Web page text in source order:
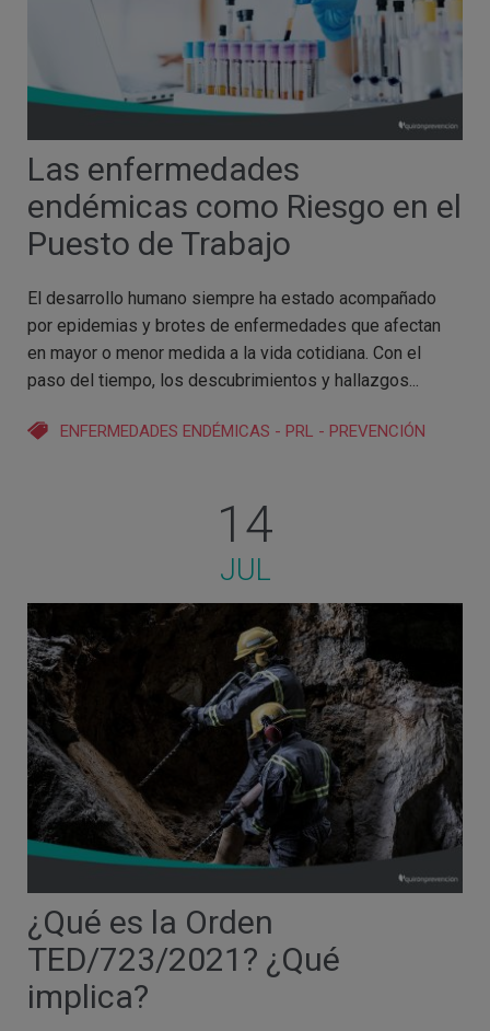
Las enfermedades
endémicas como Riesgo en el
Puesto de Trabajo
El desarrollo humano siempre ha estado acompañado
por epidemias y brotes de enfermedades que afectan
en mayor o menor medida a la vida cotidiana. Con el
paso del tiempo, los descubrimientos y hallazgos...
ENFERMEDADES ENDÉMICAS - PRL - PREVENCIÓN
14
JUL
¿Qué es la Orden
TED/723/2021? ¿Qué
implica?